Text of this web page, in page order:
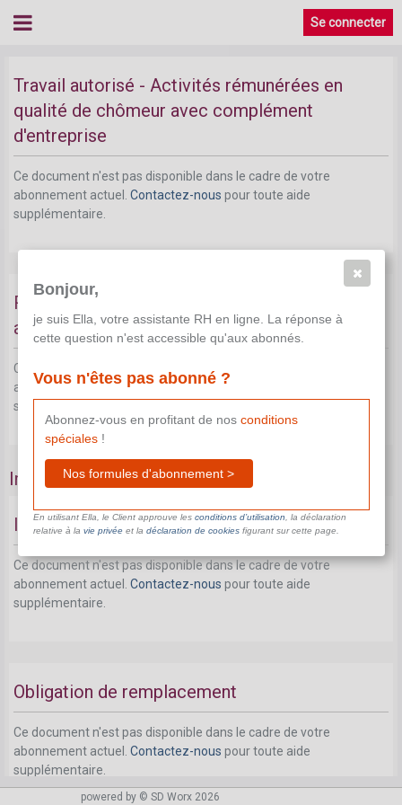
Se connecter
Travail autorisé - Activités rémunérées en
qualité de chômeur avec complément
d'entreprise
Ce document n'est pas disponible dans le cadre de votre
abonnement actuel. Contactez-nous pour toute aide
supplémentaire.
Reprise du travail - gel du statut de chômeur
avec complément d'entreprise
Ce document n'est pas disponible dans le cadre de votre
abonnement actuel.Contactez-nous pour toute aide
supplémentaire.
Impact transfert d'entreprise
Indemnité
Ce document n'est pas disponible dans le cadre de votre
abonnement actuel. Contactez-nous pour toute aide
supplémentaire.
Obligation de remplacement
Ce document n'est pas disponible dans le cadre de votre
abonnement actuel. Contactez-nous pour toute aide
supplémentaire.
powered by © SD Worx 2026
Bonjour,
je suis Ella, votre assistante RH en ligne. La réponse à
cette question n'est accessible qu'aux abonnés.
Vous n'êtes pas abonné ?
Abonnez-vous en profitant de nos conditions
spéciales!
Nos formules d'abonnement >
En utilisant Ella, le Client approuve les conditions d’utilisation , la déclaration
relative à la vie privéeet la déclaration de cookiesfigurant sur cette page.